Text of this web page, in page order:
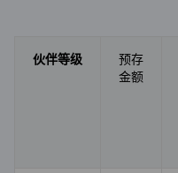
伙伴等级
预存
金额